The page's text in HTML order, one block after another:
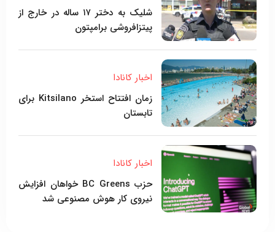
شلیک به دختر ۱۷ ساله در خارج از
پیتزافروشی برامپتون
اخبار کانادا
زمان افتتاح استخر Kitsilano برای
تابستان
اخبار کانادا
حزب BC Greens خواهان افزایش
نیروی کار هوش مصنوعی شد